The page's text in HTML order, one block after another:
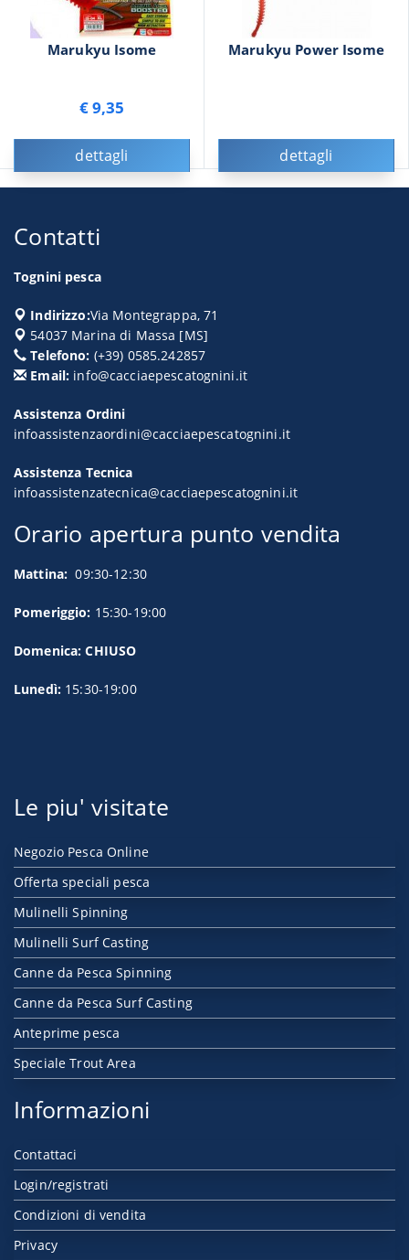
Marukyu Isome
€ 9,35
dettagli
Marukyu Power Isome
dettagli
Contatti
Tognini pesca
Indirizzo:Via Montegrappa, 71
54037 Marina di Massa [MS]
Telefono: (+39) 0585.242857
Email: info@cacciaepescatognini.it
Assistenza Ordini
infoassistenzaordini@cacciaepescatognini.it
Assistenza Tecnica
infoassistenzatecnica@cacciaepescatognini.it
Orario apertura punto vendita
Mattina: 09:30-12:30
Pomeriggio: 15:30-19:00
Domenica: CHIUSO
Lunedì: 15:30-19:00
Le piu' visitate
Negozio Pesca Online
Offerta speciali pesca
Mulinelli Spinning
Mulinelli Surf Casting
Canne da Pesca Spinning
Canne da Pesca Surf Casting
Anteprime pesca
Speciale Trout Area
Informazioni
Contattaci
Login/registrati
Condizioni di vendita
Privacy